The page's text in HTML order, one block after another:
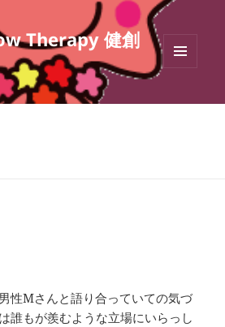
Therapy 健創
ィジェ
性Mさんと語り合っていての気づ
誰もが羨むような立場にいらっし